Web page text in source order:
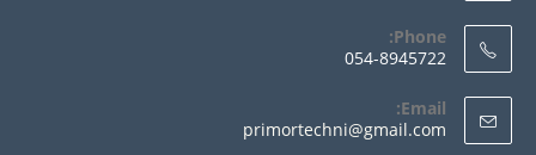
Phone:
054-8945722
primortechni@gmail.com